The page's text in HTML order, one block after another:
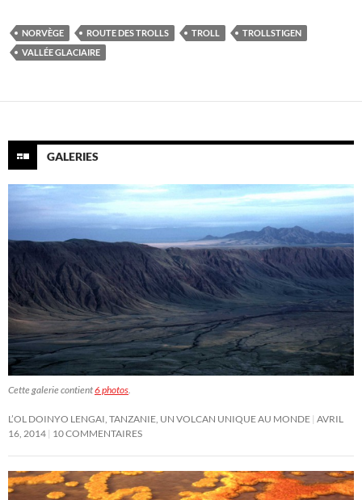
NORVÈGE ROUTE DES TROLLS TROLL
TROLLSTIGEN
VALLÉE GLACIAIRE
GALERIES
Cette galerie contient6 photos
L’OL DOINYO LENGAI, TANZANIE, UN VOLCAN UNIQUE AU MONDE AVRIL
16, 2014 10 COMMENTAIRES